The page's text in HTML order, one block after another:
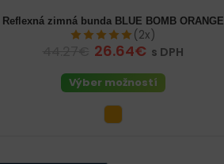
52 (L) pánske 56 (XL) pánske
60 (2XL) pánske
62 (3XL) pánske
Reflexná zimná bunda BLUE BOMB ORANGE
(2x)
26.64€ s DPH
Výber možností